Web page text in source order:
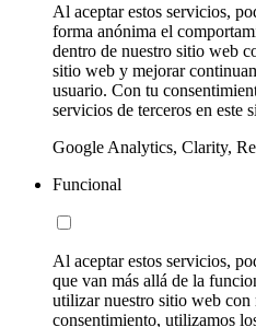
Al aceptar estos servicios,
forma anónima el
dentro de nuestro sitio web
sitio web y mejorar
usuario. Con tu
servicios de terceros en este
Google Analytics, Clarity,
Funcional
Al aceptar estos servicios,
que van más allá de la
utilizar nuestro sitio web
consentimiento, utilizamos